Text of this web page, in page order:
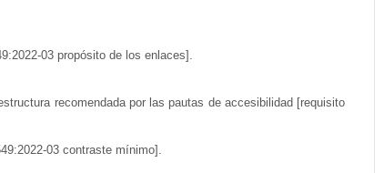
03 propósito de los enlaces].
recomendada por las pautas de accesibilidad [requisito
03 contraste mínimo].